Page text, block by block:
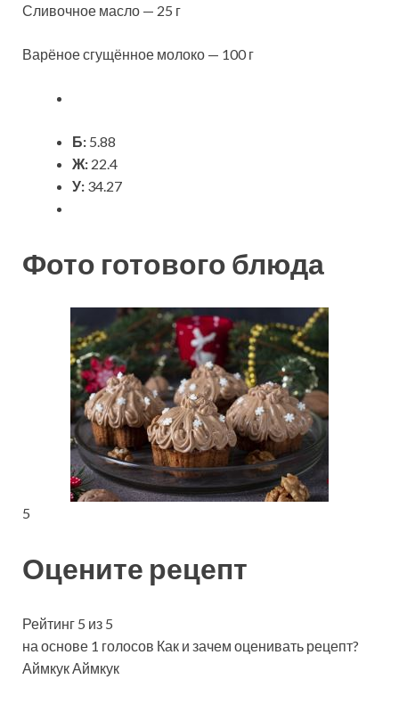
Сливочное масло — 25 г
Варёное сгущённое молоко — 100 г
Б: 5.88
Ж: 22.4
У: 34.27
Фото готового блюда
5
Оцените рецепт
Рейтинг 5 из 5
на основе 1 голосов Как и зачем оценивать рецепт?
Аймкук Аймкук